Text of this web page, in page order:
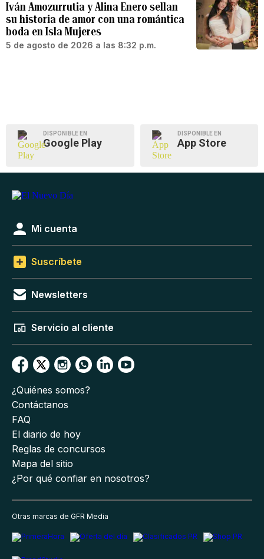
Iván Amozurrutia y Alina Enero sellan
su historia de amor con una romántica
boda en Isla Mujeres
5 de agosto de 2026 a las 8:32 p.m.
DISPONIBLE EN
Google Play
DISPONIBLE EN
App Store
Mi cuenta
Suscríbete
Newsletters
Servicio al cliente
¿Quiénes somos?
Contáctanos
FAQ
El diario de hoy
Reglas de concursos
Mapa del sitio
¿Por qué confiar en nosotros?
Otras marcas de GFR Media